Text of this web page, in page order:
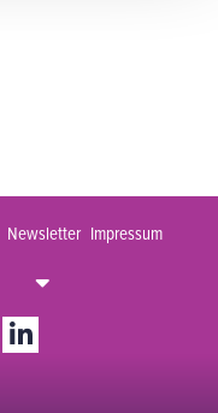
Newsletter Impressum